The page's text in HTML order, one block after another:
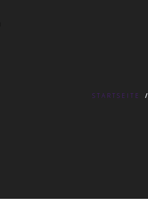
STARTSEITE /